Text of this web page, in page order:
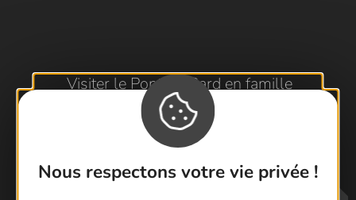
Nous respectons votre vie privée !
Visiter le Pont du Gard en famille
Les Arènes de Nîmes
Escapade en Camargue
Randonnée en Cévennes